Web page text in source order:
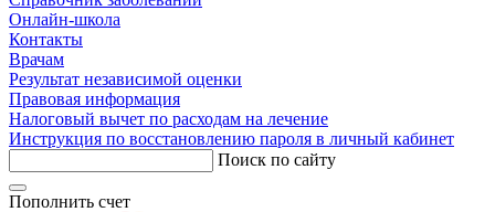
Онлайн-школа
Контакты
Врачам
Результат независимой оценки
Правовая информация
Налоговый вычет по расходам на лечение
Инструкция по восстановлению пароля в личный кабинет
Поиск по сайту
Пополнить счет